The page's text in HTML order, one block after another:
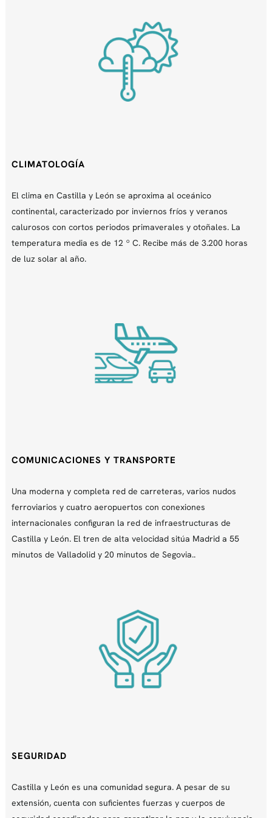
CLIMATOLOGÍA
El clima en Castilla y León se aproxima al oceánico
continental, caracterizado por inviernos fríos y veranos
calurosos con cortos periodos primaverales y otoñales. La
temperatura media es de 12 º C. Recibe más de 3.200 horas
de luz solar al año.
COMUNICACIONES Y TRANSPORTE
Una moderna y completa red de carreteras, varios nudos
ferroviarios y cuatro aeropuertos con conexiones
internacionales configuran la red de infraestructuras de
Castilla y León. El tren de alta velocidad sitúa Madrid a 55
minutos de Valladolid y 20 minutos de Segovia..
SEGURIDAD
Castilla y León es una comunidad segura. A pesar de su
extensión, cuenta con suficientes fuerzas y cuerpos de